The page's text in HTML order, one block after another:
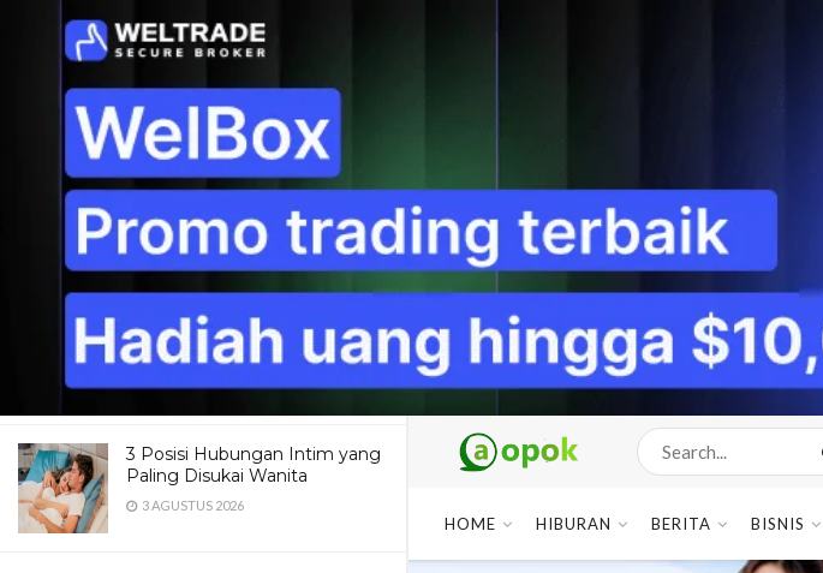
LATEST TRENDING
Dua Pendaki Gunung Piramid
Bondowoso Ditemukan Tewas
di Jurang 60 Meter, Evakuasi
Terkendala Medan Ekstrem
4 AGUSTUS 2026
Maroon 5 Dipastikan Konser di
Jakarta, Catat Jadwal dan
Fakta Menarik yang Wajib
Diketahui Fans
4 AGUSTUS 2026
3 Posisi Hubungan Intim yang
Paling Disukai Wanita
3 AGUSTUS 2026
HOME HIBURAN BERITA BISNIS